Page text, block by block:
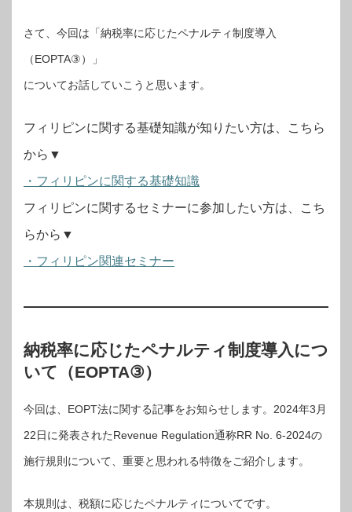
さて、今回は「納税率に応じたペナルティ制度導入
（EOPTA③）」
についてお話していこうと思います。
フィリピンに関する基礎知識が知りたい方は、こちら
から▼
・フィリピンに関する基礎知識
フィリピンに関するセミナーに参加したい方は、こち
らから▼
・フィリピン関連セミナー
納税率に応じたペナルティ制度導入につ
いて（EOPTA③）
今回は、EOPT法に関する記事をお知らせします。2024年3月
22日に発表されたRevenue Regulation通称RR No. 6-2024の
施行規則について、重要と思われる特徴をご紹介します。
本規則は、税額に応じたペナルティについてです。